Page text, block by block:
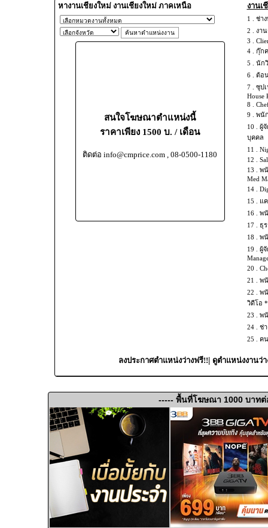
หางานเชียงใหม่ งานเชียงใหม่ ภาคเหนือ
สนใจโฆษณาตำแหน่งนี้
ราคาเพียง 1500 บ. / เดือน
ติดต่อ info@cmprice.com , 08-0500-1180
งานเ
1 . ช่า
2 . งา
3 .
4 . กุ๊ก
5 . นัก
6 . ต้อ
7 . ซุป
House
8 .
9 . พนั
10 . ผู้
บุคคล
11 .
12 .
13 . พ
Med
14 .
15 .
แ
16 . พ
17 .
ธุ
18 . พ
19 . ผู้
20 .
21 . พ
22 . พ
วิดีโอ
23 . พ
24 . ช่
25 .
ค
ลงประกาศตำแหน่งว่างฟรี!!| ดูตำแหน่งงานว่
----- พื้นที่โฆษณา 1000 บาทต่